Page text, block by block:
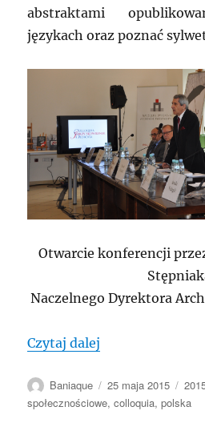
abstraktami
językach oraz poznać
Otwarcie konferencji
Naczelnego Dyrektora
Czytaj dalej
Autor
Baniaque
Data
publikacji
25 maja 2015
społecznościowe,colloquia,polska